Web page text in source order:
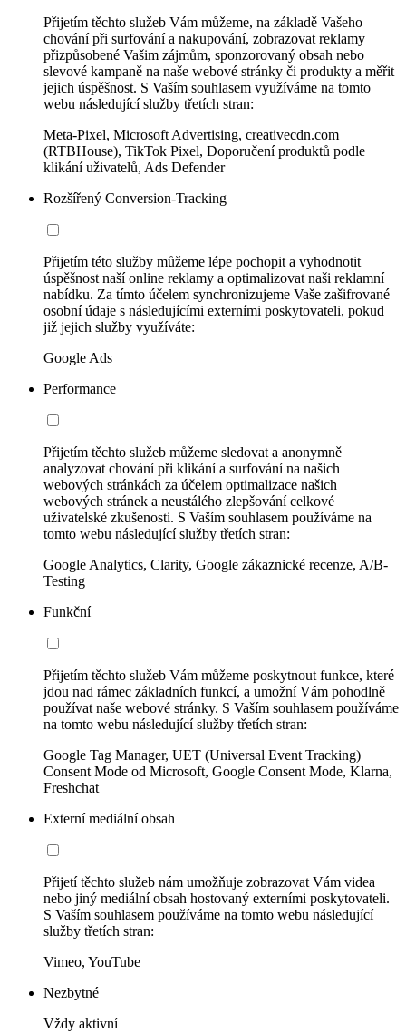
Přijetím těchto služeb Vám můžeme, na základě Vašeho
chování při surfování a nakupování, zobrazovat reklamy
přizpůsobené Vašim zájmům, sponzorovaný obsah nebo
slevové kampaně na naše webové stránky či produkty a měřit
jejich úspěšnost. S Vaším souhlasem využíváme na tomto
webu následující služby třetích stran:
Meta-Pixel, Microsoft Advertising, creativecdn.com
(RTBHouse), TikTok Pixel, Doporučení produktů podle
klikání uživatelů, Ads Defender
Rozšířený Conversion-Tracking
Přijetím této služby můžeme lépe pochopit a vyhodnotit
úspěšnost naší online reklamy a optimalizovat naši reklamní
nabídku. Za tímto účelem synchronizujeme Vaše zašifrované
osobní údaje s následujícími externími poskytovateli, pokud
již jejich služby využíváte:
Google Ads
Performance
Přijetím těchto služeb můžeme sledovat a anonymně
analyzovat chování při klikání a surfování na našich
webových stránkách za účelem optimalizace našich
webových stránek a neustálého zlepšování celkové
uživatelské zkušenosti. S Vaším souhlasem používáme na
tomto webu následující služby třetích stran:
Google Analytics, Clarity, Google zákaznické recenze, A/B-
Testing
Funkční
Přijetím těchto služeb Vám můžeme poskytnout funkce, které
jdou nad rámec základních funkcí, a umožní Vám pohodlně
používat naše webové stránky. S Vaším souhlasem používáme
na tomto webu následující služby třetích stran:
Google Tag Manager, UET (Universal Event Tracking)
Consent Mode od Microsoft, Google Consent Mode, Klarna,
Freshchat
Externí mediální obsah
Přijetí těchto služeb nám umožňuje zobrazovat Vám videa
nebo jiný mediální obsah hostovaný externími poskytovateli.
S Vaším souhlasem používáme na tomto webu následující
služby třetích stran:
Vimeo, YouTube
Nezbytné
Vždy aktivní